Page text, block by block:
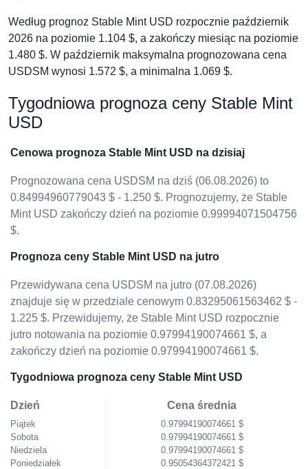
Według prognoz Stable Mint USD rozpocznie październik
2026 na poziomie 1.104 $, a zakończy miesiąc na poziomie
1.480 $. W październik maksymalna prognozowana cena
USDSM wynosi 1.572 $, a minimalna 1.069 $.
Tygodniowa prognoza ceny Stable Mint
USD
Cenowa prognoza Stable Mint USD na dzisiaj
Prognozowana cena USDSM na dziś (06.08.2026) to
0.84994960779043 $ - 1.250 $. Prognozujemy, że Stable
Mint USD zakończy dzień na poziomie 0.99994071504756
$.
Prognoza ceny Stable Mint USD na jutro
Przewidywana cena USDSM na jutro (07.08.2026)
znajduje się w przedziale cenowym 0.83295061563462 $ -
1.225 $. Przewidujemy, że Stable Mint USD rozpocznie
jutro notowania na poziomie 0.97994190074661 $, a
zakończy dzień na poziomie 0.97994190074661 $.
Tygodniowa prognoza ceny Stable Mint USD
Dzień
Piątek
Sobota
Niedziela
Poniedziałek
Cena średnia
0.97994190074661 $
0.97994190074661 $
0.97994190074661 $
0.95054364372421 $